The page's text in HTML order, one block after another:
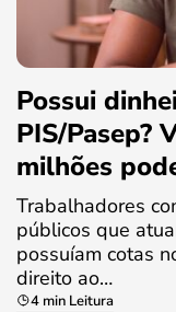
Possui
PIS/Pasep?
milhões
Trabalhadores
públicos que
possuíam cotas
direito ao…
4 min Leitura